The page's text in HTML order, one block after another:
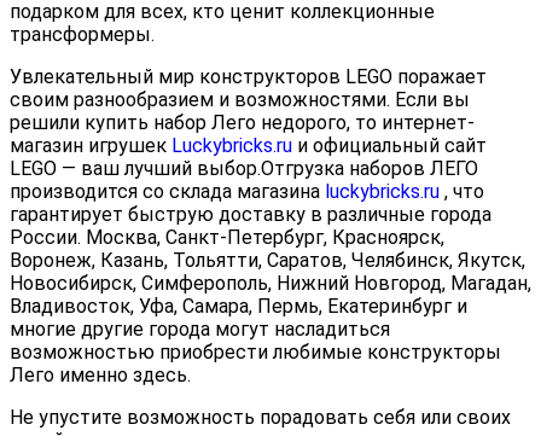
подарком для всех, кто ценит коллекционные
трансформеры.
Увлекательный мир конструкторов LEGO поражает
своим разнообразием и возможностями. Если вы
решили купить набор Лего недорого, то интернет-
магазин игрушек Luckybricks.ru и официальный сайт
LEGO — ваш лучший выбор.Отгрузка наборов ЛЕГО
производится со склада магазина luckybricks.ru , что
гарантирует быструю доставку в различные города
России. Москва, Санкт-Петербург, Красноярск,
Воронеж, Казань, Тольятти, Саратов, Челябинск, Якутск,
Новосибирск, Симферополь, Нижний Новгород, Магадан,
Владивосток, Уфа, Самара, Пермь, Екатеринбург и
многие другие города могут насладиться
возможностью приобрести любимые конструкторы
Лего именно здесь.
Не упустите возможность порадовать себя или своих